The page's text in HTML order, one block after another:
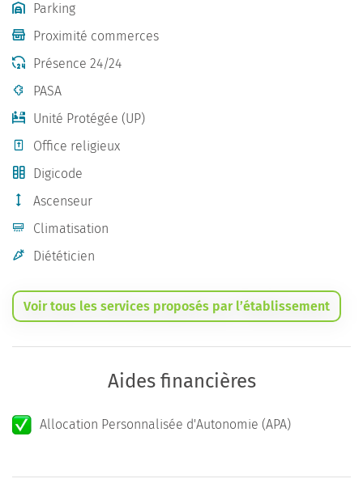
Parking
Proximité commerces
Présence 24/24
PASA
Unité Protégée (UP)
Office religieux
Digicode
Ascenseur
Climatisation
Diététicien
Voir tous les services proposés par l’établissement
Aides financières
Allocation Personnalisée d'Autonomie (APA)